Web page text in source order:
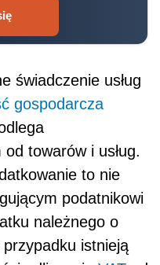
świadczenie usług
gospodarcza
towarów i usług.
to nie
podatnikowi
należnego o
istnieją